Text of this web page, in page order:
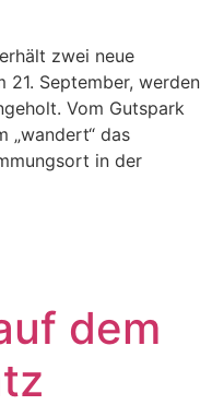
zwei neue
21. September, werden
Vom Gutspark
„wandert“ das
in der
dem